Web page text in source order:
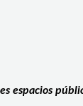
espacios